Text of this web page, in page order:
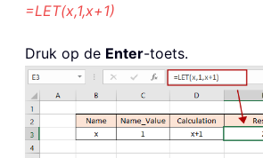
=LET(x,1,x+1)
Druk op de Enter-toets.